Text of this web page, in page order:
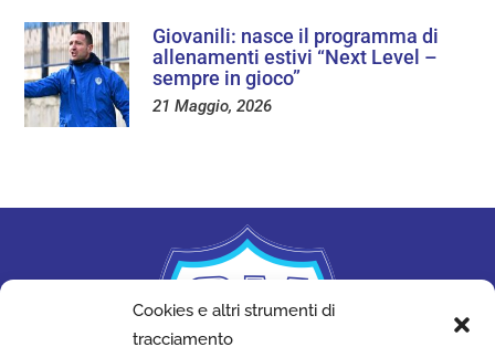
Cookies e altri strumenti di
tracciamento
Giovanili: nasce il programma di
allenamenti estivi “Next Level –
sempre in gioco”
21 Maggio, 2026